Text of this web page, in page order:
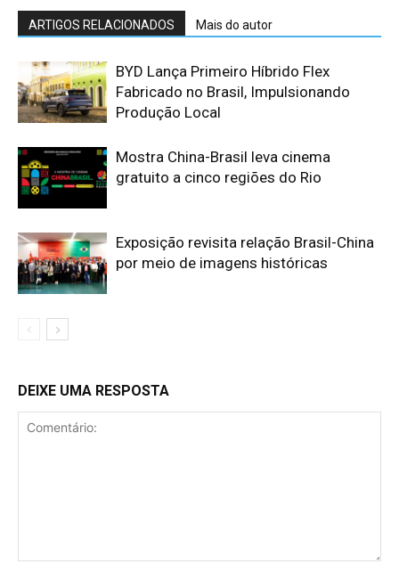
ARTIGOS RELACIONADOS Mais do autor
BYD Lança Primeiro Híbrido Flex
Fabricado no Brasil, Impulsionando
Produção Local
Mostra China-Brasil leva cinema
gratuito a cinco regiões do Rio
Exposição revisita relação Brasil-China
por meio de imagens históricas
DEIXE UMA RESPOSTA